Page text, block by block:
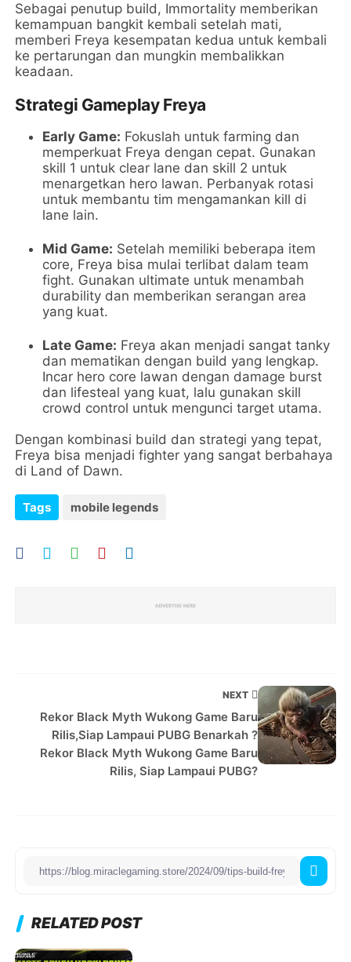
Sebagai penutup build, Immortality memberikan
kemampuan bangkit kembali setelah mati,
memberi Freya kesempatan kedua untuk kembali
ke pertarungan dan mungkin membalikkan
keadaan.
Strategi Gameplay Freya
Early Game: Fokuslah untuk farming dan
memperkuat Freya dengan cepat. Gunakan
skill 1 untuk clear lane dan skill 2 untuk
menargetkan hero lawan. Perbanyak rotasi
untuk membantu tim mengamankan kill di
lane lain.
Mid Game: Setelah memiliki beberapa item
core, Freya bisa mulai terlibat dalam team
fight. Gunakan ultimate untuk menambah
durability dan memberikan serangan area
yang kuat.
Late Game: Freya akan menjadi sangat tanky
dan mematikan dengan build yang lengkap.
Incar hero core lawan dengan damage burst
dan lifesteal yang kuat, lalu gunakan skill
crowd control untuk mengunci target utama.
Dengan kombinasi build dan strategi yang tepat,
Freya bisa menjadi fighter yang sangat berbahaya
di Land of Dawn.
Tags mobile legends
NEXT
Rekor Black Myth Wukong Game Baru
Rilis,Siap Lampaui PUBG Benarkah ?
Rekor Black Myth Wukong Game Baru
Rilis, Siap Lampaui PUBG?
RELATED POST